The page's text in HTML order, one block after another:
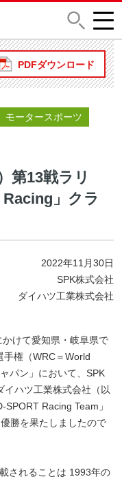
PDFダウンロード
モータースポーツ
第13戦ラリ
」クラ
2022年11月30日
SPK株式会社
ダイハツ工業株式会社
けて愛知県・岐阜県で
手権（WRC＝World
パン」において、SPK
イハツ工業株式会社（以
Racing Team」
勝を果たしましたので
されることは 1993年の